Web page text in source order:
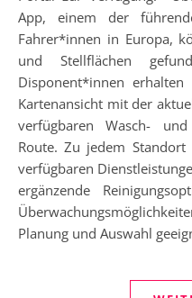
App, einem der
Fahrer*innen in Europa,
und Stellflächen
Disponent*innen
Kartenansicht mit der
verfügbaren Wasch-
Route. Zu jedem
verfügbaren
ergänzende
Planung und Auswahl